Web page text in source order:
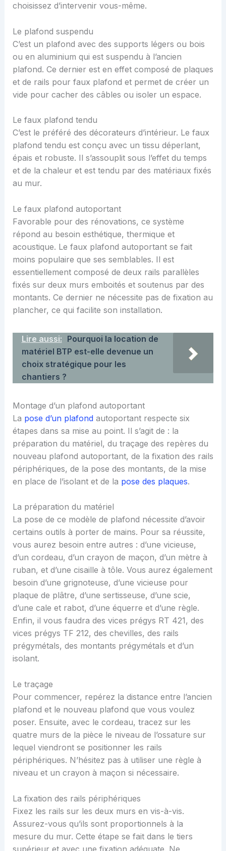
choisissez d’intervenir vous-même.
Le plafond suspendu
C’est un plafond avec des supports légers ou bois
ou en aluminium qui est suspendu à l’ancien
plafond. Ce dernier est en effet composé de plaques
et de rails pour faux plafond et permet de créer un
vide pour cacher des câbles ou isoler un espace.
Le faux plafond tendu
C’est le préféré des décorateurs d’intérieur. Le faux
plafond tendu est conçu avec un tissu déperlant,
épais et robuste. Il s’assouplit sous l’effet du temps
et de la chaleur et est tendu par des matériaux fixés
au mur.
Le faux plafond autoportant
Favorable pour des rénovations, ce système
répond au besoin esthétique, thermique et
acoustique. Le faux plafond autoportant se fait
moins populaire que ses semblables. Il est
essentiellement composé de deux rails parallèles
fixés sur deux murs emboités et soutenus par des
montants. Ce dernier ne nécessite pas de fixation au
plancher, ce qui facilite son installation.
Lire aussi: Pourquoi la location de
matériel BTP est-elle devenue un
choix stratégique pour les
chantiers ?
Montage d’un plafond autoportant
La pose d’un plafondautoportant respecte six
étapes dans sa mise au point. Il s’agit de : la
préparation du matériel, du traçage des repères du
nouveau plafond autoportant, de la fixation des rails
périphériques, de la pose des montants, de la mise
en place de l’isolant et de la pose des plaques.
La préparation du matériel
La pose de ce modèle de plafond nécessite d’avoir
certains outils à porter de mains. Pour sa réussite,
vous aurez besoin entre autres : d’une vicieuse,
d’un cordeau, d’un crayon de maçon, d’un mètre à
ruban, et d’une cisaille à tôle. Vous aurez également
besoin d’une grignoteuse, d’une vicieuse pour
plaque de plâtre, d’une sertisseuse, d’une scie,
d’une cale et rabot, d’une équerre et d’une règle.
Enfin, il vous faudra des vices prégys RT 421, des
vices prégys TF 212, des chevilles, des rails
prégymétals, des montants prégymétals et d’un
isolant.
Le traçage
Pour commencer, repérez la distance entre l’ancien
plafond et le nouveau plafond que vous voulez
poser. Ensuite, avec le cordeau, tracez sur les
quatre murs de la pièce le niveau de l’ossature sur
lequel viendront se positionner les rails
périphériques. N’hésitez pas à utiliser une règle à
niveau et un crayon à maçon si nécessaire.
La fixation des rails périphériques
Fixez les rails sur les deux murs en vis-à-vis.
Assurez-vous qu’ils sont proportionnels à la
mesure du mur. Cette étape se fait dans le tiers
supérieur et avec une fixation adéquate. Ne